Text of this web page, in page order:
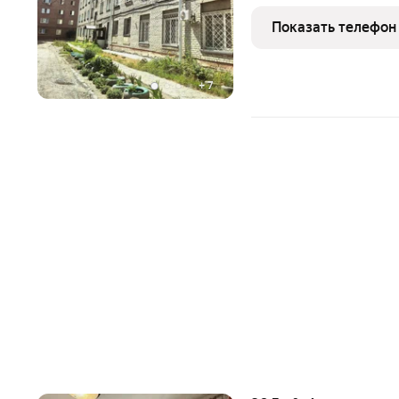
+7
Продам
квартиры(С
Показать телефон